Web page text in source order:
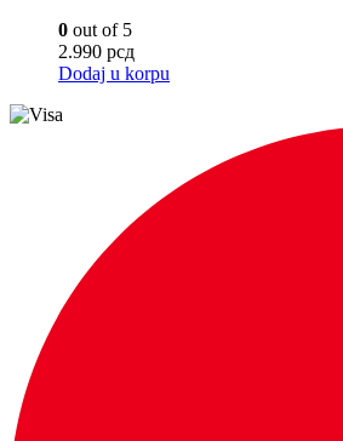
0 out of 5
2.990 рсд
Dodaj u korpu